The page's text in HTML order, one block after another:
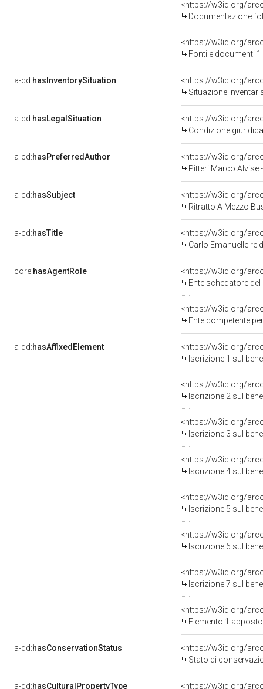
Documentazione
<https://w3id.org/
Fonti e documenti
a-cd:hasInventorySituation
<https://w3id.org/
Situazione
a-cd:hasLegalSituation
<https://w3id.org/
Condizione
a-cd:hasPreferredAuthor
<https://w3id.org/
Pitteri Marco Alvise
a-cd:hasSubject
<https://w3id.org/
Ritratto A Mezzo
a-cd:hasTitle
<https://w3id.org/
Carlo Emanuelle re
core:hasAgentRole
<https://w3id.org/
Ente schedatore del
<https://w3id.org/
Ente competente
a-dd:hasAffixedElement
<https://w3id.org/
Iscrizione 1 sul
<https://w3id.org/
Iscrizione 2 sul
<https://w3id.org/
Iscrizione 3 sul
<https://w3id.org/
Iscrizione 4 sul
<https://w3id.org/
Iscrizione 5 sul
<https://w3id.org/
Iscrizione 6 sul
<https://w3id.org/
Iscrizione 7 sul
<https://w3id.org/
Elemento 1
a-dd:hasConservationStatus
<https://w3id.org/
Stato di
a-dd:hasCulturalPropertyType
<https://w3id.org/